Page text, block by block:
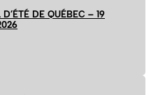
D’ÉTÉ DE QUÉBEC – 19